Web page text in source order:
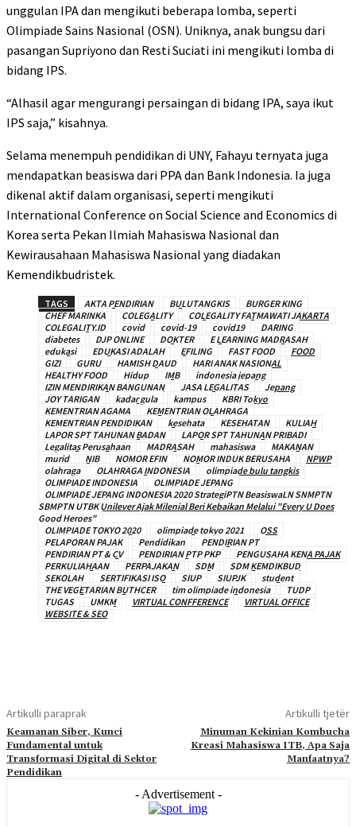
unggulan IPA dan mengikuti beberapa lomba, seperti
Olimpiade Sains Nasional (OSN). Uniknya, anak bungsu dari
pasangan Supriyono dan Resti Suciati ini mengikuti lomba di
bidang IPS.
“Alhasil agar mengurangi persaingan di bidang IPA, saya ikut
IPS saja,” kisahnya.
Selama menempuh pendidikan di UNY, Fahayu ternyata juga
mendapatkan beasiswa dari PPA dan Bank Indonesia. Ia juga
dikenal aktif dalam organisasi, seperti mengikuti
International Conference on Social Science and Economics di
Korea serta Pekan Ilmiah Mahasiswa Nasional dan
Kewirausahaan Mahasiswa Nasional yang diadakan
Kemendikbudristek.
TAGS AKTA PENDIRIAN BULUTANGKIS
BURGER KING
CHEF MARINKA
COLEGALITY
COLEGALITY FATMAWATI JAKARTA
COLEGALITY.ID
covid covid-19 covid19
DARING
diabetes
DJP ONLINE DOKTER
E LEARNING MADRASAH
edukasi
EDUKASI ADALAH EFILING FAST FOOD
FOOD
GIZI
GURU HAMISH DAUD
HARI ANAK NASIONAL
HEALTHY FOOD
Hidup IMB
indonesia jepang
IZIN MENDIRIKAN BANGUNAN
JASA LEGALITAS
Jepang
JOY TARIGAN
kadar gula kampus
KBRI Tokyo
KEMENTRIAN AGAMA
KEMENTRIAN OLAHRAGA
KEMENTRIAN PENDIDIKAN
kesehata KESEHATAN
KULIAH
LAPOR SPT TAHUNAN BADAN
LAPOR SPT TAHUNAN PRIBADI
Legalitas Perusahaan
MADRASAH mahasiswa
MAKANAN
murid
NIB NOMOR EFIN NOMOR INDUK BERUSAHA
NPWP
olahraga
OLAHRAGA INDONESIA
olimpiade bulu tangkis
OLIMPIADE INDONESIA
OLIMPIADE JEPANG
OLIMPIADE JEPANG INDONESIA 2020 StrategiPTN BeasiswaLN SNMPTN
SBMPTN UTBK Unilever Ajak Milenial Beri Kebaikan Melalui "Every U Does
Good Heroes"
OLIMPIADE TOKYO 2020
olimpiade tokyo 2021
OSS
PELAPORAN PAJAK
Pendidikan
PENDIRIAN PT
PENDIRIAN PT & CV
PENDIRIAN PTP PKP
PENGUSAHA KENA PAJAK
PERKULIAHAAN
PERPAJAKAN SDM
SDM KEMDIKBUD
SEKOLAH
SERTIFIKASI ISO SIUP SIUPJK
student
THE VEGETARIAN BUTHCER
tim olimpiade indonesia
TUDP
TUGAS
UMKM VIRTUAL CONFFERENCE
VIRTUAL OFFICE
WEBSITE & SEO
Artikulli paraprak
Keamanan Siber, Kunci
Fundamental untuk
Transformasi Digital di Sektor
Pendidikan
Artikulli tjetër
Minuman Kekinian Kombucha
Kreasi Mahasiswa ITB, Apa Saja
Manfaatnya?
- Advertisement -